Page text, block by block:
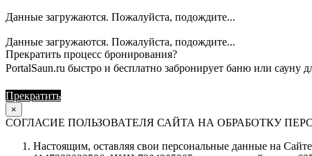
Данные загружаются. Пожалуйста, подождите...
Данные загружаются. Пожалуйста, подождите...
Прекратить процесс бронирования?
PortalSaun.ru быстро и бесплатно забронирует баню или сауну
Прекратить
×
СОГЛАСИЕ ПОЛЬЗОВАТЕЛЯ САЙТА НА ОБРАБОТКУ
Настоящим, оставляя свои персональные данные на